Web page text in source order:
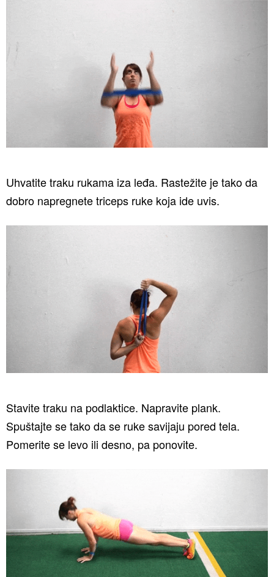
Uhvatite traku rukama iza leđa. Rastežite je tako da
dobro napregnete triceps ruke koja ide uvis.
Stavite traku na podlaktice. Napravite plank.
Spuštajte se tako da se ruke savijaju pored tela.
Pomerite se levo ili desno, pa ponovite.